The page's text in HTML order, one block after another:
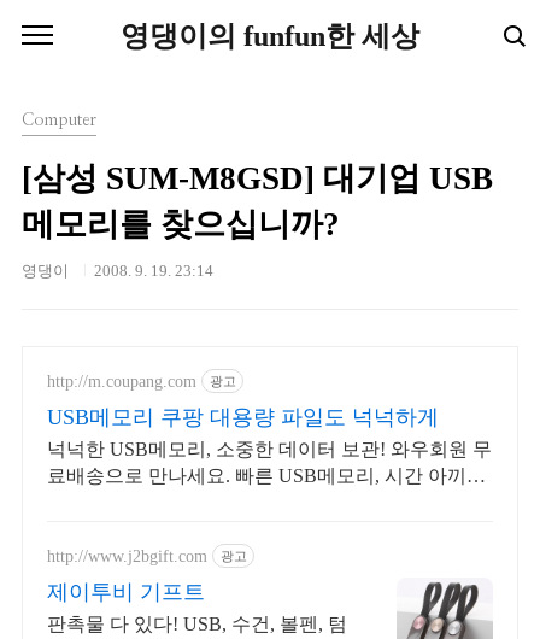
영댕이의 funfun한 세상
Computer
[삼성 SUM-M8GSD] 대기업 USB
메모리를 찾으십니까?
영댕이 2008. 9. 19. 23:14
http://m.coupang.com 광고
USB메모리 쿠팡 대용량 파일도 넉넉하게
넉넉한 USB메모리, 소중한 데이터 보관! 와우회원 무
료배송으로 만나세요. 빠른 USB메모리, 시간 아끼세
http://www.j2bgift.com 광고
제이투비 기프트
판촉물 다 있다! USB, 수건, 볼펜, 텀